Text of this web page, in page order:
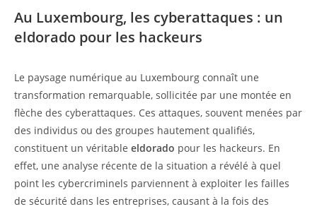
Au Luxembourg, les cyberattaques : un
eldorado pour les hackeurs
Le paysage numérique au Luxembourg connaît une
transformation remarquable, sollicitée par une montée en
flèche des cyberattaques. Ces attaques, souvent menées par
des individus ou des groupes hautement qualifiés,
constituent un véritable eldorado pour les hackeurs. En
effet, une analyse récente de la situation a révélé à quel
point les cybercriminels parviennent à exploiter les failles
de sécurité dans les entreprises, causant à la fois des